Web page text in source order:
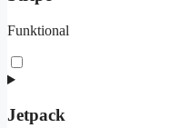
Funktional
Consent
to
stripe
Jetpack